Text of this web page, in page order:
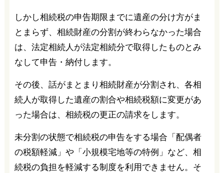
しかし相続税の申告期限までに遺産の分け方がま
とまらず、相続財産の分割が終わらなかった場合
は、法定相続人が法定相続分で取得したものとみ
なして申告・納付します。
その後、話がまとまり相続財産が分割され、各相
続人が取得した遺産の割合や相続税額に変更があ
った場合は、相続税の更正の請求をします。
未分割の状態で相続税の申告をする場合「配偶者
の税額軽減」や「小規模宅地等の特例」など、相
続税の負担を軽減する制度を利用できません。そ